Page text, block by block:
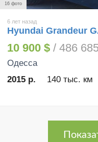
16 фото
6 лет назад
Hyundai Grandeur
10 900 $ / 486
Одесса
2015 р.
140 тыс. км